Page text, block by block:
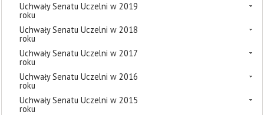
Uchwały Senatu Uczelni w 2019
roku
Uchwały Senatu Uczelni w 2018
roku
Uchwały Senatu Uczelni w 2017
roku
Uchwały Senatu Uczelni w 2016
roku
Uchwały Senatu Uczelni w 2015
roku